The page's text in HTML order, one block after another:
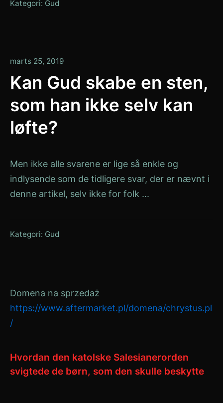
Kategori: Gud
marts 25, 2019
2020
Kan Gud skabe en sten,
som han ikke selv kan
løfte?
Men ikke alle svarene er lige så enkle og
indlysende som de tidligere svar, der er nævnt i
denne artikel, selv ikke for folk ...
Kategori: Gud
Domena na sprzedaż
https://www.aftermarket.pl/domena/chrystus.pl
/
Hvordan den katolske Salesianerorden
svigtede de børn, som den skulle beskytte